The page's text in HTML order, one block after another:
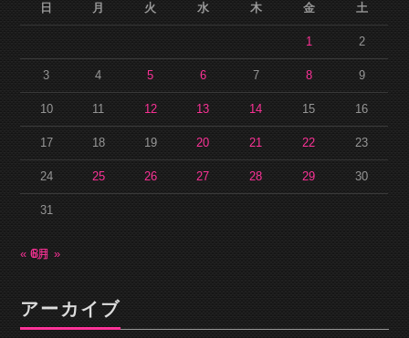
日
月 火 水 木 金 土
1 2
3 4 5 6 7 8 9
10 11 12 13 14 15 16
17 18 19 20 21 22 23
24 25 26 27 28 29 30
31
« 6月8月 »
アーカイブ